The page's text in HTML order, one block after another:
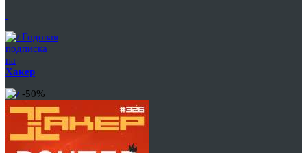
Годовая
подписка
на
Хакер
-50%